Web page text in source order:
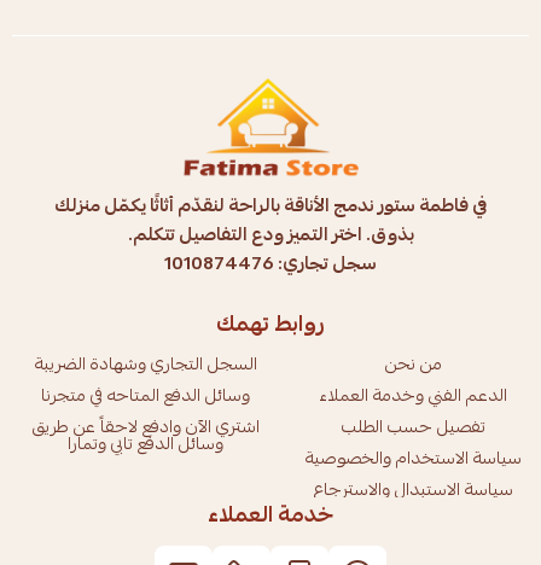
في فاطمة ستور ندمج الأناقة بالراحة لنقدّم أثاثًا يكمّل منزلك
بذوق. اختر التميز ودع التفاصيل تتكلم.
سجل تجاري: 1010874476
روابط تهمك
من نحن
الدعم الفني وخدمة العملاء
تفصيل حسب الطلب
سياسة الاستخدام والخصوصية
سياسة الاستبدال والاسترجاع
السجل التجاري وشهادة الضريبة
وسائل الدفع المتاحه في متجرنا
اشتري الآن وادفع لاحقاً عن طريق
وسائل الدفع تابي وتمارا
خدمة العملاء